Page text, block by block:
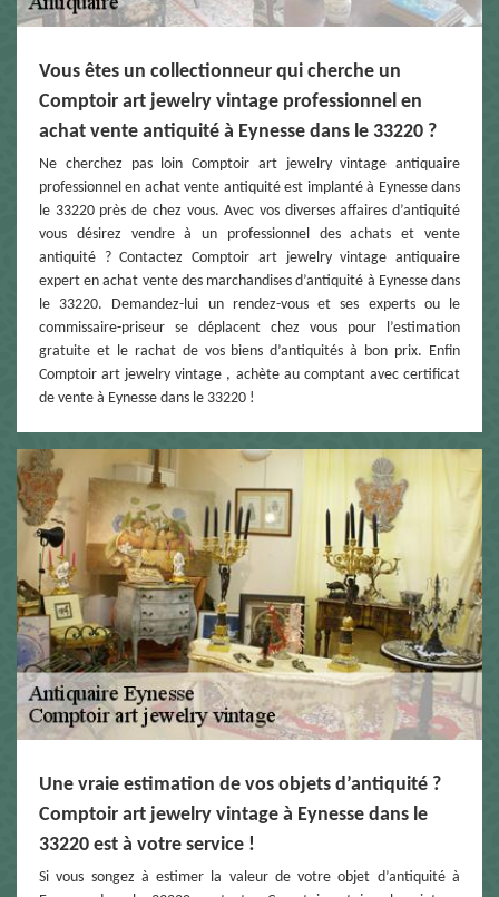
Vous êtes un collectionneur qui cherche un
Comptoir art jewelry vintage professionnel en
achat vente antiquité à Eynesse dans le 33220 ?
Ne cherchez pas loin Comptoir art jewelry vintage antiquaire
professionnel en achat vente antiquité est implanté à Eynesse dans
le 33220 près de chez vous. Avec vos diverses affaires d’antiquité
vous désirez vendre à un professionnel des achats et vente
antiquité ? Contactez Comptoir art jewelry vintage antiquaire
expert en achat vente des marchandises d’antiquité à Eynesse dans
le 33220. Demandez-lui un rendez-vous et ses experts ou le
commissaire-priseur se déplacent chez vous pour l’estimation
gratuite et le rachat de vos biens d’antiquités à bon prix. Enfin
Comptoir art jewelry vintage , achète au comptant avec certificat
de vente à Eynesse dans le 33220 !
Une vraie estimation de vos objets d’antiquité ?
Comptoir art jewelry vintage à Eynesse dans le
33220 est à votre service !
Si vous songez à estimer la valeur de votre objet d’antiquité à